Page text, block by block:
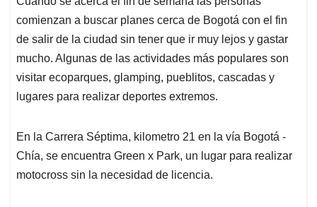
s
A
p
p
b
o
o
k
e
d
I
n
l
a
d
s
comienzan a buscar planes cerca de Bogotá con el fin
de salir de la ciudad sin tener que ir muy lejos y gastar
mucho. Algunas de las actividades más populares son
visitar ecoparques, glamping, pueblitos, cascadas y
lugares para realizar deportes extremos.
En la Carrera Séptima, kilometro 21 en la vía Bogotá -
Chía, se encuentra Green x Park, un lugar para realizar
motocross sin la necesidad de licencia.